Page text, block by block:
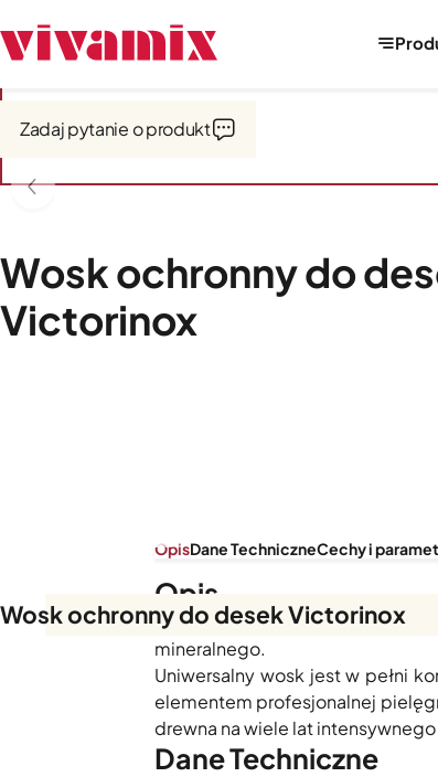
Narzędzia i akcesoria kuchenne
Wosk ochronny do
Victorinox
Zadaj pytanie o produkt
Wosk ochronny do desek Victorinox
OpisDane TechniczneCechy i
Opis
Ochronny wosk do konserwacji
mineralnego.
Uniwersalny wosk jest w pełni
elementem profesjonalnej
drewna na wiele lat
Dane Techniczne